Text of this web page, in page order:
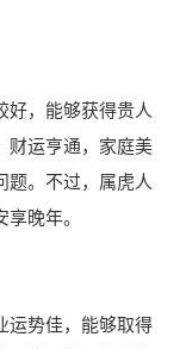
好，能够获得贵人
财运亨通，家庭美
题。不过，属虎人
晚年。
运势佳，能够取得